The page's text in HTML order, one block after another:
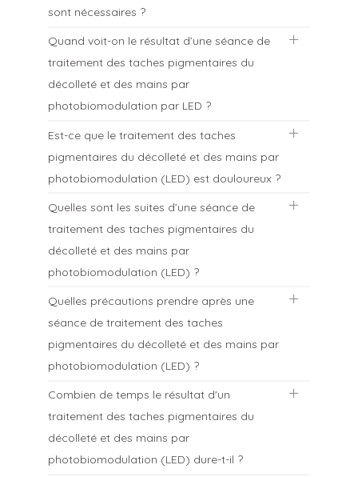
une légère tiédeur, très agréable, et il arrive
souvent qu’il somnole un peu. La procédure
se termine par l’application d’une crème
dépigmentante et d’un écran solaire 50+.
sont nécessaires ?
protocole comporte 4 à 6 séances espacées
de 1 à 4 semaines. Ainsi, l’amélioration
s’intensifiera au fur et à mesure des séances.
Quand voit-on le résultat d’une séance de
traitement des taches pigmentaires du
décolleté et des mains par
photobiomodulation par LED ?
L’effet sur la pigmentation de la peau
apparaîtra progressivement dans les
semaines suivant le traitement. Ensuite, le
résultat durera plusieurs années.
Est-ce que le traitement des taches
pigmentaires du décolleté et des mains par
photobiomodulation (LED) est douloureux ?
Cette technique est absolument indolore.
Quelles sont les suites d’une séance de
traitement des taches pigmentaires du
décolleté et des mains par
photobiomodulation (LED) ?
La séance de LED ne laisse aucune atteinte
visible.
Quelles précautions prendre après une
séance de traitement des taches
pigmentaires du décolleté et des mains par
photobiomodulation (LED) ?
Après le traitement des taches pigmentaires, il
est impératif de protéger sa peau avec un
écran solaire 50+ quotidiennement, toutes les
2 heures et de fuir le soleil sous peine de voir
réapparaître les taches traitées.
Combien de temps le résultat d'un
traitement des taches pigmentaires du
décolleté et des mains par
photobiomodulation (LED) dure-t-il ?